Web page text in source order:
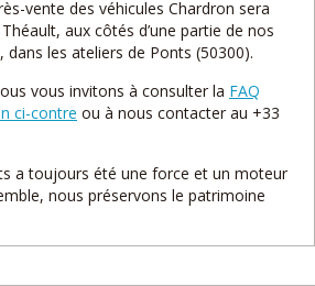
vente des véhicules Chardron sera
aux côtés d’une partie de nos
les ateliers de Ponts (50300).
vous invitons à consulter la FAQ
ci-contre ou à nous contacter au +33
a toujours été une force et un moteur
nous préservons le patrimoine